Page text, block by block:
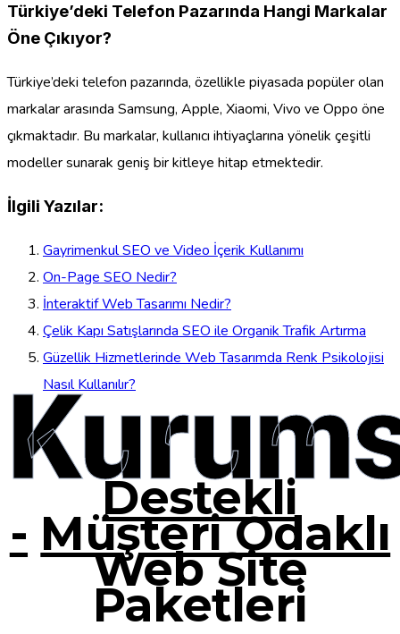
Türkiye’deki Telefon Pazarında Hangi Markalar
Öne Çıkıyor?
Türkiye’deki telefon pazarında, özellikle piyasada popüler olan
markalar arasında Samsung, Apple, Xiaomi, Vivo ve Oppo öne
çıkmaktadır. Bu markalar, kullanıcı ihtiyaçlarına yönelik çeşitli
modeller sunarak geniş bir kitleye hitap etmektedir.
İlgili Yazılar:
Gayrimenkul SEO ve Video İçerik Kullanımı
On-Page SEO Nedir?
İnteraktif Web Tasarımı Nedir?
Çelik Kapı Satışlarında SEO ile Organik Trafik Artırma
Güzellik Hizmetlerinde Web Tasarımda Renk Psikolojisi
Nasıl Kullanılır?
Destekli
- Müşteri Odaklı
Web Site
Paketleri